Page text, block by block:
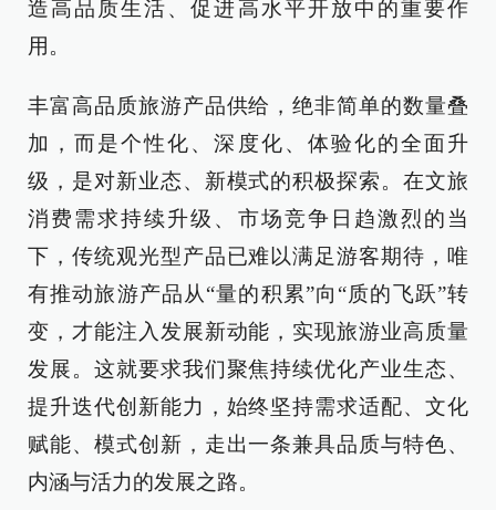
造高品质生活、促进高水平开放中的重要作
用。
丰富高品质旅游产品供给，绝非简单的数量叠
加，而是个性化、深度化、体验化的全面升
级，是对新业态、新模式的积极探索。在文旅
消费需求持续升级、市场竞争日趋激烈的当
下，传统观光型产品已难以满足游客期待，唯
有推动旅游产品从“量的积累”向“质的飞跃”转
变，才能注入发展新动能，实现旅游业高质量
发展。这就要求我们聚焦持续优化产业生态、
提升迭代创新能力，始终坚持需求适配、文化
赋能、模式创新，走出一条兼具品质与特色、
内涵与活力的发展之路。